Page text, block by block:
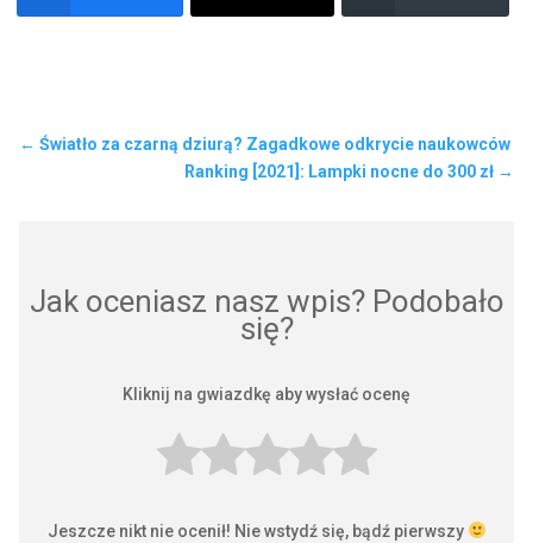
← Światło za czarną dziurą? Zagadkowe odkrycie naukowców
Ranking [2021]: Lampki nocne do 300 zł →
Jak oceniasz nasz wpis? Podobało
się?
Kliknij na gwiazdkę aby wysłać ocenę
Jeszcze nikt nie ocenił! Nie wstydź się, bądź pierwszy